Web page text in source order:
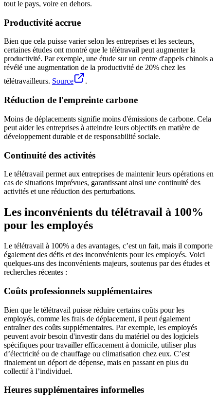
tout le pays, voire en dehors.
Productivité accrue
Bien que cela puisse varier selon les entreprises et les secteurs,
certaines études ont montré que le télétravail peut augmenter la
productivité. Par exemple, une étude sur un centre d'appels chinois a
révélé une augmentation de la productivité de 20% chez les
télétravailleurs. Source .
Réduction de l'empreinte carbone
Moins de déplacements signifie moins d'émissions de carbone. Cela
peut aider les entreprises à atteindre leurs objectifs en matière de
développement durable et de responsabilité sociale.
Continuité des activités
Le télétravail permet aux entreprises de maintenir leurs opérations en
cas de situations imprévues, garantissant ainsi une continuité des
activités et une réduction des perturbations.
Les inconvénients du télétravail à 100%
pour les employés
Le télétravail à 100% a des avantages, c’est un fait, mais il comporte
également des défis et des inconvénients pour les employés. Voici
quelques-uns des inconvénients majeurs, soutenus par des études et
recherches récentes :
Coûts professionnels supplémentaires
Bien que le télétravail puisse réduire certains coûts pour les
employés, comme les frais de déplacement, il peut également
entraîner des coûts supplémentaires. Par exemple, les employés
peuvent avoir besoin d'investir dans du matériel ou des logiciels
spécifiques pour travailler efficacement à domicile, utiliser plus
d’électricité ou de chauffage ou climatisation chez eux. C’est
finalement un déport de dépense, mais en passant en plus du
collectif à l’individuel.
Heures supplémentaires informelles